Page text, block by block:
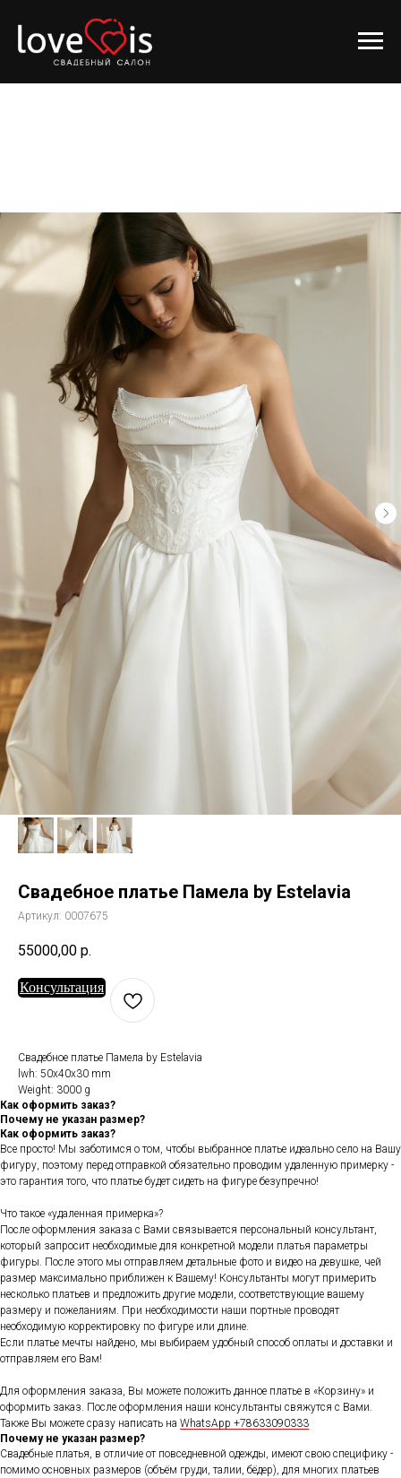
Свадебное платье Памела by Estelavia
Артикул: 0007675
55000,00 р.
Консультация
Свадебное платье Памела by Estelavia
lwh: 50x40x30 mm
Weight: 3000 g
Как оформить заказ?
Почему не указан размер?
Как оформить заказ?
Все просто! Мы заботимся о том, чтобы выбранное платье идеально село на Вашу
фигуру, поэтому перед отправкой обязательно проводим удаленную примерку -
это гарантия того, что платье будет сидеть на фигуре безупречно!
Что такое «удаленная примерка»?
После оформления заказа с Вами связывается персональный консультант,
который запросит необходимые для конкретной модели платья параметры
фигуры. После этого мы отправляем детальные фото и видео на девушке, чей
размер максимально приближен к Вашему! Консультанты могут примерить
несколько платьев и предложить другие модели, соответствующие вашему
размеру и пожеланиям. При необходимости наши портные проводят
необходимую корректировку по фигуре или длине.
Если платье мечты найдено, мы выбираем удобный способ оплаты и доставки и
отправляем его Вам!
Для оформления заказа, Вы можете положить данное платье в «Корзину» и
оформить заказ. После оформления наши консультанты свяжутся с Вами.
Также Вы можете сразу написать на WhatsApp +78633090333
Почему не указан размер?
Свадебные платья, в отличие от повседневной одежды, имеют свою специфику -
помимо основных размеров (объём груди, талии, бёдер), для многих платьев